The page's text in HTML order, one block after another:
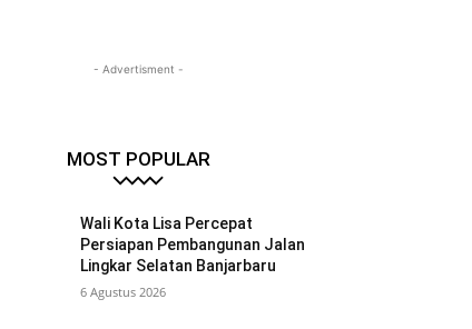
- Advertisment -
MOST POPULAR
Wali Kota Lisa Percepat
Persiapan Pembangunan Jalan
Lingkar Selatan Banjarbaru
6 Agustus 2026